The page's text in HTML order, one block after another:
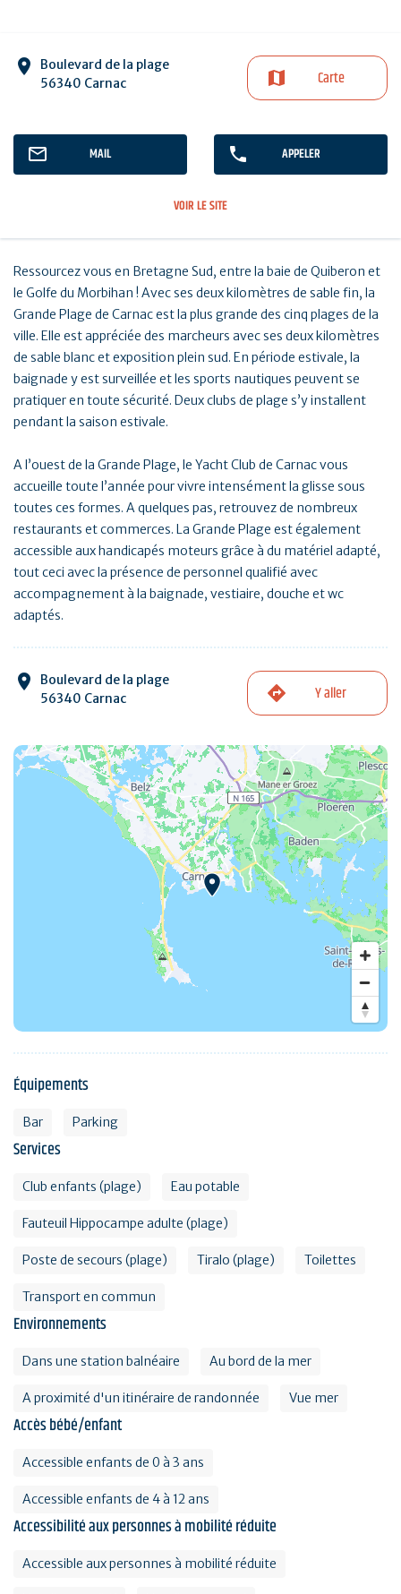
Boulevard de la plage
56340 Carnac
Carte
MAIL APPELER
VOIR LE SITE
Ressourcez vous en Bretagne Sud, entre la baie de Quiberon et
le Golfe du Morbihan ! Avec ses deux kilomètres de sable fin, la
Grande Plage de Carnac est la plus grande des cinq plages de la
ville. Elle est appréciée des marcheurs avec ses deux kilomètres
de sable blanc et exposition plein sud. En période estivale, la
baignade y est surveillée et les sports nautiques peuvent se
pratiquer en toute sécurité. Deux clubs de plage s’y installent
pendant la saison estivale.
A l’ouest de la Grande Plage, le Yacht Club de Carnac vous
accueille toute l’année pour vivre intensément la glisse sous
toutes ces formes. A quelques pas, retrouvez de nombreux
restaurants et commerces. La Grande Plage est également
accessible aux handicapés moteurs grâce à du matériel adapté,
tout ceci avec la présence de personnel qualifié avec
accompagnement à la baignade, vestiaire, douche et wc
adaptés.
Boulevard de la plage
56340 Carnac
Y aller
Équipements
Bar Parking
Services
Club enfants (plage) Eau potable
Fauteuil Hippocampe adulte (plage)
Poste de secours (plage) Tiralo (plage) Toilettes
Transport en commun
Environnements
Dans une station balnéaire Au bord de la mer
A proximité d'un itinéraire de randonnée Vue mer
Accès bébé/enfant
Accessible enfants de 0 à 3 ans
Accessible enfants de 4 à 12 ans
Accessibilité aux personnes à mobilité réduite
Accessible aux personnes à mobilité réduite